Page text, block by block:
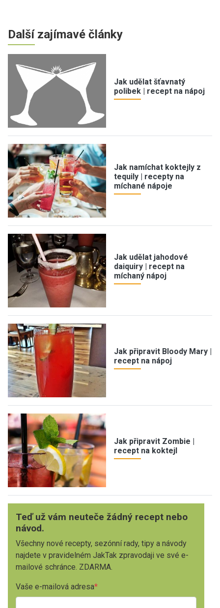
Další zajímavé články
Jak udělat šťavnatý
polibek | recept na nápoj
Jak namíchat koktejly z
tequily | recepty na
míchané nápoje
Jak udělat jahodové
daiquiry | recept na
míchaný nápoj
Jak připravit Bloody Mary |
recept na nápoj
Jak připravit Zombie |
recept na koktejl
Teď už vám neuteče žádný recept nebo
návod.
Všechny nové recepty, sezónní rady, tipy a návody
najdete v pravidelném JakTak zpravodaji ve své e-
mailové schránce. ZDARMA.
Vaše e-mailová adresa